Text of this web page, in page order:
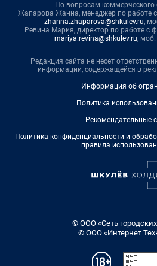
По вопросам коммерческого
Жапарова Жанна, менеджер по работе
zhanna.zhaparova@shkulev.ru,
Ревина Мария, директор по работе с
mariya.revina@shkulev.ru,
Редакция сайта не несет
информации, содержащейся в
Информация об
Политика
Рекомендательные
Политика конфиденциальности и
правила
© ООО «Сеть
© ООО «Интернет